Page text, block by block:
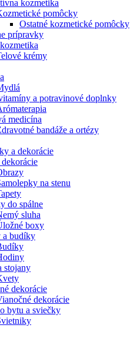
kozmetika
pomôcky
Ostatné kozmetické pomôcky
prípravky
krémy
a potravinové doplnky
medicína
bandáže a ortézy
a dekorácie
na stenu
do spálne
sluha
boxy
a budíky
stojany
dekorácie
dekorácie
bytu a sviečky